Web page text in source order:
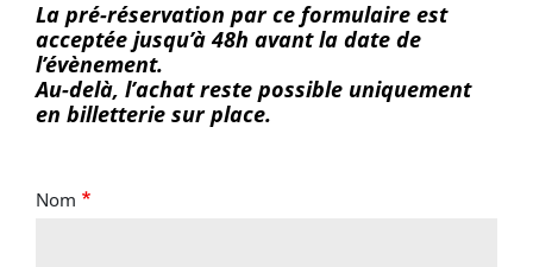
La pré-réservation par ce formulaire est
acceptée jusqu’à 48h avant la date de
l’évènement.
Au-delà, l’achat reste possible uniquement
en billetterie sur place.
Nom